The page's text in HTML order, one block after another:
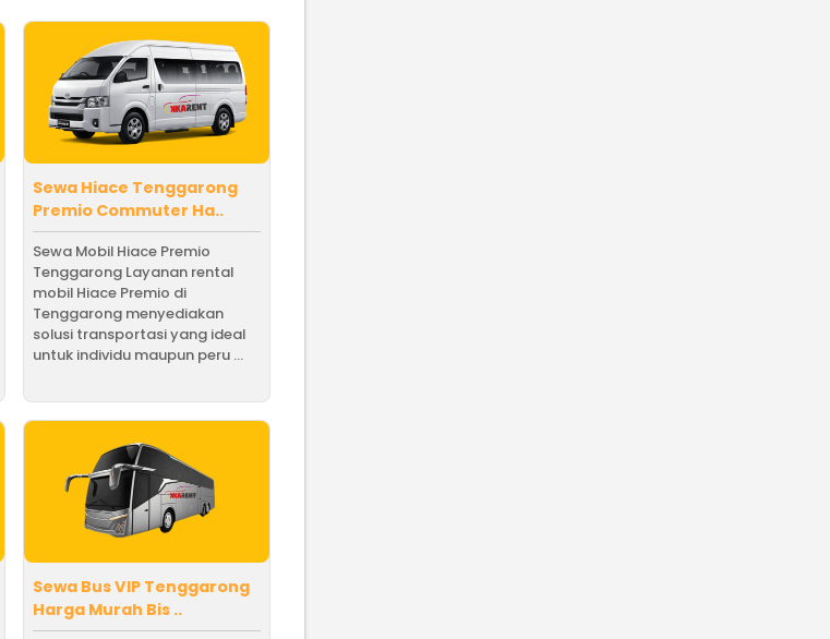
Sewa Hiace Tenggarong
Premio Commuter Ha..
Sewa Mobil Hiace Premio
Tenggarong Layanan rental
mobil Hiace Premio di
Tenggarong menyediakan
solusi transportasi yang ideal
untuk individu maupun peru ...
Sewa Bus VIP Tenggarong
Harga Murah Bis ..